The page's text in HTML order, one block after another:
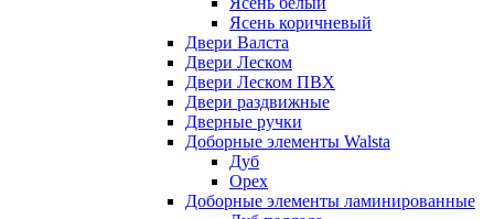
Ясень коричневый
Двери Валста
Двери Леском
Двери Леском ПВХ
Двери раздвижные
Дверные ручки
Доборные элементы Walsta
Дуб
Орех
Доборные элементы ламинированные